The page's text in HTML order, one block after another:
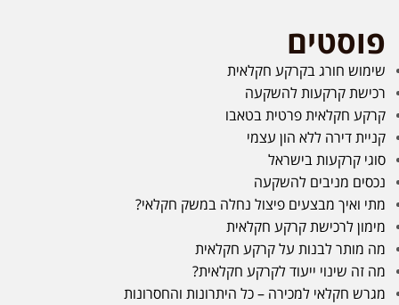
פוסטים
שימוש חורג בקרקע חקלאית
רכישת קרקעות להשקעה
קרקע חקלאית פרטית בטאבו
קניית דירה ללא הון עצמי
סוגי קרקעות בישראל
נכסים מניבים להשקעה
מתי ואיך מבצעים פיצול נחלה במשק חקלאי?
מימון לרכישת קרקע חקלאית
מה מותר לבנות על קרקע חקלאית
מה זה שינוי ייעוד לקרקע חקלאית?
מגרש חקלאי למכירה – כל היתרונות והחסרונות